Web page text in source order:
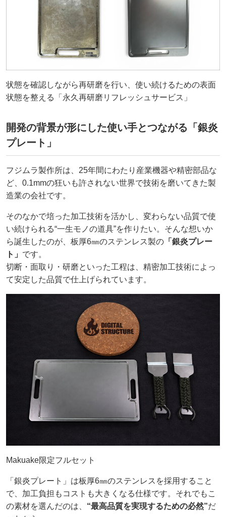
状態を確認しながら再研磨を行い、使い続けるための表面
状態を整える「永久再研磨リフレッシュサービス」
開発の背景が形にした使い手とつながる「銀炎
プレート」
フジムラ製作所は、25年間にわたり産業機器や精密部品な
ど、0.1mmの狂いも許されない世界で技術を磨いてきた製
造業の会社です。
そのなかで培った加工技術を活かし、変わらない品質で使
い続けられる“一生モノの道具”を作りたい。そんな想いか
ら誕生したのが、板厚6㎜のステンレス製の 「銀炎プレー
ト」 です。
切断・面取り・研磨といった工程は、精密加工技術によっ
て安定した品質で仕上げられています。
Makuake限定フルセット
「銀炎プレート」は板厚6㎜のステンレスを採用すること
で、加工負担もコストも大きくなる仕様です。それでもこ
の素材を選んだのは、 “最高品質を実現するための必然”だ